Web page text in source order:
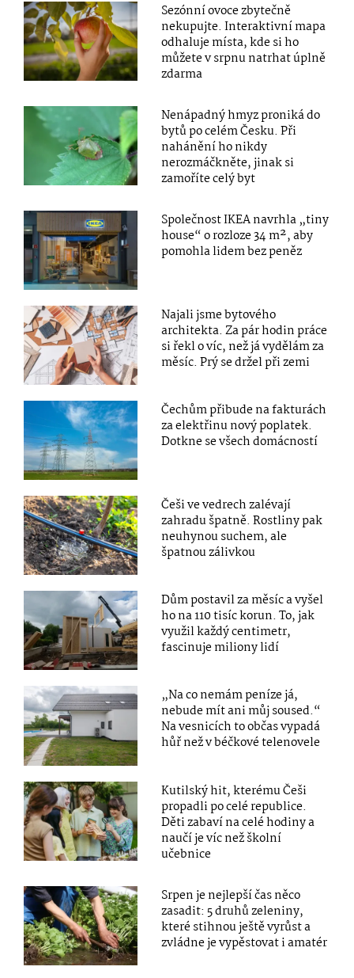
Sezónní ovoce zbytečně
nekupujte. Interaktivní mapa
odhaluje místa, kde si ho
můžete v srpnu natrhat úplně
zdarma
Nenápadný hmyz proniká do
bytů po celém Česku. Při
nahánění ho nikdy
nerozmáčkněte, jinak si
zamoříte celý byt
Společnost IKEA navrhla „tiny
house“ o rozloze 34 m², aby
pomohla lidem bez peněz
Najali jsme bytového
architekta. Za pár hodin práce
si řekl o víc, než já vydělám za
měsíc. Prý se držel při zemi
Čechům přibude na fakturách
za elektřinu nový poplatek.
Dotkne se všech domácností
Češi ve vedrech zalévají
zahradu špatně. Rostliny pak
neuhynou suchem, ale
špatnou zálivkou
Dům postavil za měsíc a vyšel
ho na 110 tisíc korun. To, jak
využil každý centimetr,
fascinuje miliony lidí
„Na co nemám peníze já,
nebude mít ani můj soused.“
Na vesnicích to občas vypadá
hůř než v béčkové telenovele
Kutilský hit, kterému Češi
propadli po celé republice.
Děti zabaví na celé hodiny a
naučí je víc než školní
učebnice
Srpen je nejlepší čas něco
zasadit: 5 druhů zeleniny,
které stihnou ještě vyrůst a
zvládne je vypěstovat i amatér